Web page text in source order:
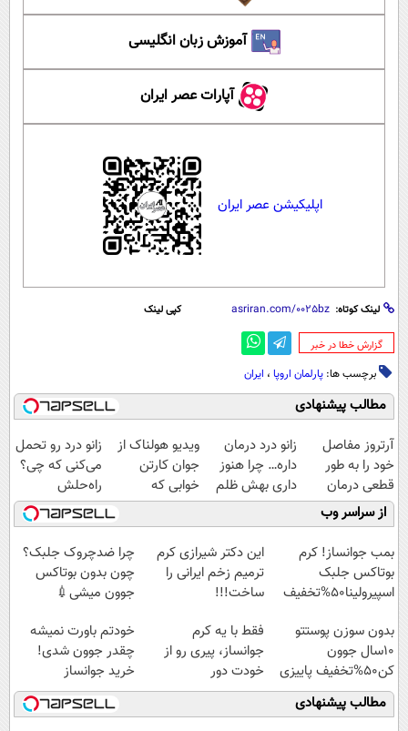
آموزش زبان انگلیسی
آپارات عصر ایران
اپلیکیشن عصر ایران
لینک کوتاه: کپی لینک
‌گزارش خطا در خبر
برچسب ها: پارلمان اروپا ، ایران
مطالب پیشنهادی
آرتروز مفاصل
خود را به طور
قطعی درمان
کنید!
◗پرسش‌نامه◖
زانو درد درمان
داره… چرا هنوز
داری بهش ظلم
می‌کنی؟
ویدیو هولناک از
جوان کارتن
خوابی که
میلیاردر شد.
آموزش رایگان
زانو درد رو تحمل
می‌کنی که چی؟
راه‌حلش
همین‌جاست!
از سراسر وب
بمب جوانساز! کرم
بوتاکس جلبک
اسپیرولینا50%تخفیف
این دکتر شیرازی کرم
ترمیم زخم ایرانی را
ساخت!!!
چرا ضدچروک جلبک؟
چون بدون بوتاکس
جوون میشی💉
بدون سوزن پوستتو
10سال جوون
کن50%تخفیف پاییزی
فقط با یه کرم
جوانساز، پیری رو از
خودت دور
کن(تخفیف50%)
خودتم باورت نمیشه
چقدر جوون شدی!
خرید جوانساز
اسپیرولینا با تخفیف
ویژه
مطالب پیشنهادی